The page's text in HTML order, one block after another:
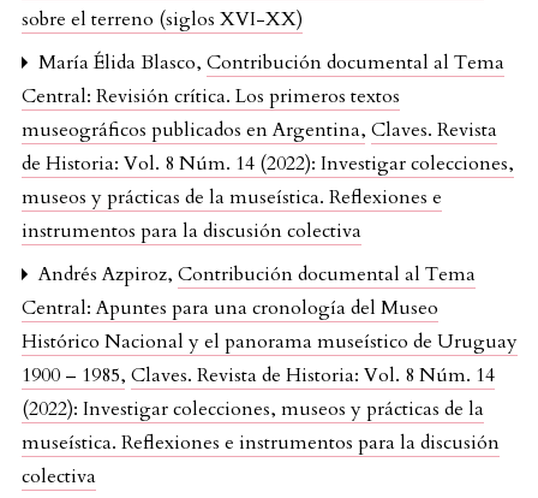
sobre el terreno (siglos XVI-XX)
María Élida Blasco, Contribución documental al Tema
Central: Revisión crítica. Los primeros textos
museográficos publicados en Argentina, Claves. Revista
de Historia: Vol. 8 Núm. 14 (2022): Investigar colecciones,
museos y prácticas de la museística. Reflexiones e
instrumentos para la discusión colectiva
Andrés Azpiroz, Contribución documental al Tema
Central: Apuntes para una cronología del Museo
Histórico Nacional y el panorama museístico de Uruguay
1900 – 1985, Claves. Revista de Historia: Vol. 8 Núm. 14
(2022): Investigar colecciones, museos y prácticas de la
museística. Reflexiones e instrumentos para la discusión
colectiva